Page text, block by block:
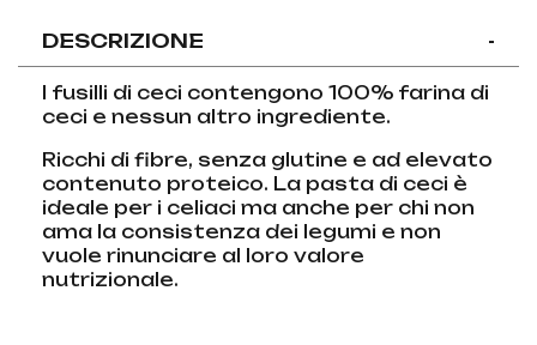
DESCRIZIONE -
I fusilli di ceci contengono 100% farina di
ceci e nessun altro ingrediente.
Ricchi di fibre, senza glutine e ad elevato
contenuto proteico. La pasta di ceci è
ideale per i celiaci ma anche per chi non
ama la consistenza dei legumi e non
vuole rinunciare al loro valore
nutrizionale.